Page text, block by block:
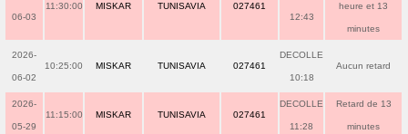
06-03
11:30:00 MISKAR TUNISAVIA 027461
12:43
heure et 13
minutes
2026-
06-02
10:25:00 MISKAR TUNISAVIA 027461
DECOLLE
10:18
Aucun retard
2026-
05-29
11:15:00 MISKAR TUNISAVIA 027461
DECOLLE
11:28
Retard de 13
minutes